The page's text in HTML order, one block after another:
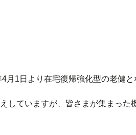
1日より在宅復帰強化型の老健と
していますが、皆さまが集まった